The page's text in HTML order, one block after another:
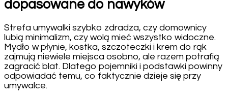
dopasowane do nawyków
Strefa umywalki szybko zdradza, czy domownicy
lubią minimalizm, czy wolą mieć wszystko widoczne.
Mydło w płynie, kostka, szczoteczki i krem do rąk
zajmują niewiele miejsca osobno, ale razem potrafią
zagracić blat. Dlatego pojemniki i podstawki powinny
odpowiadać temu, co faktycznie dzieje się przy
umywalce.